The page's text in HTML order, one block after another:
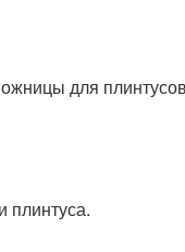
для
плинтуса.